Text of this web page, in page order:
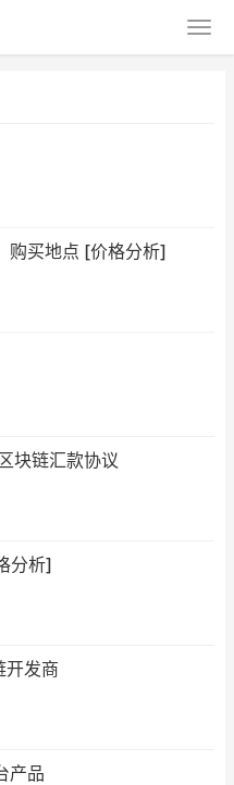
购买地点 [价格分析]
块链汇款协议
分析]
开发商
产品